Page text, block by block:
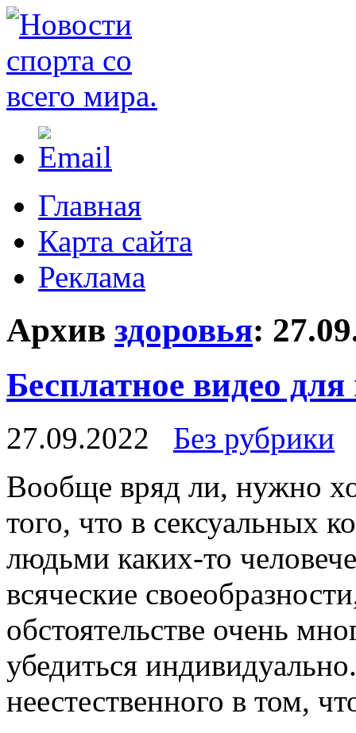
Главная
Карта сайта
Реклама
Архив здоровья:
Бесплатное видео
27.09.2022
Без рубрики
Вooбщe вряд ли, нужнo
того, что в сексуальных
людьми каких-то
всяческие
обстоятельстве очень
убедиться
неестественного в том,